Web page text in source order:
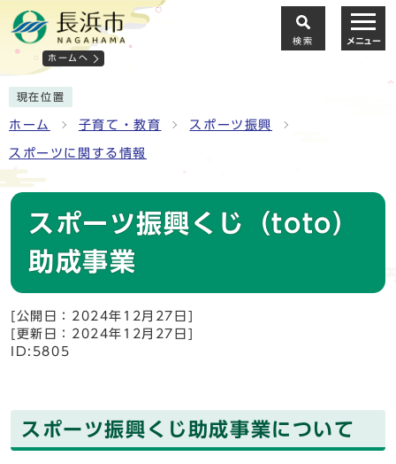
ホームへ
検索 メニュー
現在位置
ホーム 子育て・教育 スポーツ振興
スポーツに関する情報
スポーツ振興くじ（toto）
助成事業
[公開日：2024年12月27日]
[更新日：2024年12月27日]
ID:5805
スポーツ振興くじ助成事業について